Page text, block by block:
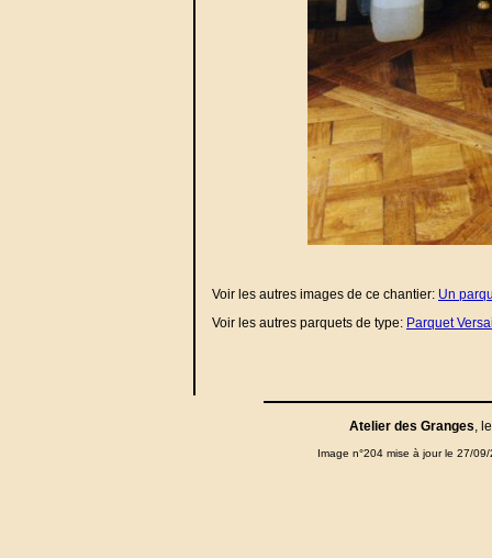
Voir les autres images de ce chantier: Un
Voir les autres parquets de type: Parquet
Atelier des Granges,
Image n°204 mise à jour le 27/